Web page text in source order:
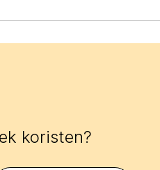
koristen?